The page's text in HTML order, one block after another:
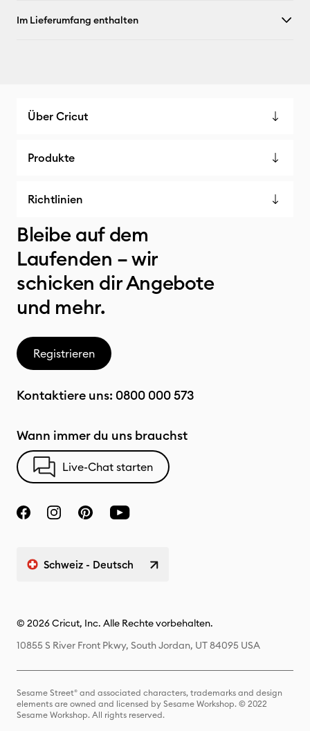
Im Lieferumfang enthalten
Über Cricut
Produkte
Richtlinien
Bleibe auf dem
Laufenden – wir
schicken dir Angebote
und mehr.
Registrieren
Kontaktiere uns: 0800 000 573
Wann immer du uns brauchst
Live-Chat starten
Schweiz - Deutsch
© 2026 Cricut, Inc. Alle Rechte vorbehalten.
10855 S River Front Pkwy, South Jordan, UT 84095 USA
Sesame Street® and associated characters, trademarks and design
elements are owned and licensed by Sesame Workshop. © 2022
Sesame Workshop. All rights reserved.